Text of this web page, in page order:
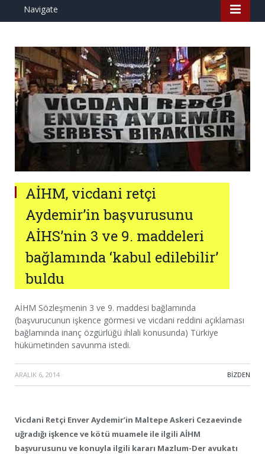
Navigate
AİHM, vicdani retçi
Aydemir’in başvurusunu
AİHS’nin 3 ve 9. maddeleri
bağlamında ‘kabul edilebilir’
buldu
AİHM Sözleşmenin 3 ve 9. maddesi bağlamında
(başvurucunun işkence görmesi ve vicdani reddini açıklaması
bağlamında inanç özgürlüğü ihlali konusunda) Türkiye
hükümetinden savunma istedi.
ARALIK 6, 2014 · BIZDEN
Vicdani Retçi Enver Aydemir’in Maltepe Askeri Cezaevinde
uğradığı işkence ve kötü muamele ile ilgili AİHM
başvurusunu ve konuyla ilgili kararı Mazlum-Der avukatı